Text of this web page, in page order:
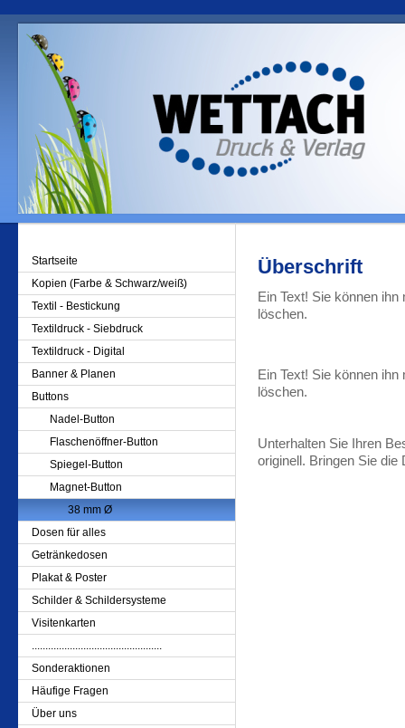
Startseite
Kopien (Farbe & Schwarz/weiß)
Textil - Bestickung
Textildruck - Siebdruck
Textildruck - Digital
Banner & Planen
Buttons
Nadel-Button
Flaschenöffner-Button
Spiegel-Button
Magnet-Button
38 mm Ø
Dosen für alles
Getränkedosen
Plakat & Poster
Schilder & Schildersysteme
Visitenkarten
................................................
Sonderaktionen
Häufige Fragen
Über uns
Überschrift
Ein Text! Sie können
löschen.
Ein Text! Sie können
löschen.
Unterhalten Sie Ihren
originell. Bringen Sie die